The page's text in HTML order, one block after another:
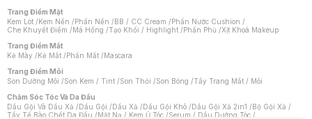
Trang Điểm Mặt
Kem Lót /Kem Nền /Phấn Nền /BB / CC Cream /Phấn Nước Cushion /
Che Khuyết Điểm /Má Hồng /Tạo Khối / Highlight /Phấn Phủ /Xịt Khoá Makeup
Trang Điểm Mắt
Kẻ Mày /Kẻ Mắt /Phấn Mắt /Mascara
Trang Điểm Môi
Son Dưỡng Môi /Son Kem / Tint /Son Thỏi /Son Bóng /Tẩy Trang Mắt / Môi
Chăm Sóc Tóc Và Da Đầu
Dầu Gội Và Dầu Xả /Dầu Gội /Dầu Xả /Dầu Gội Khô /Dầu Gội Xả 2in1 /Bộ Gội Xả /
Tẩy Tế Bào Chết Da Đầu /Mặt Nạ / Kem Ủ Tóc /Serum / Dầu Dưỡng Tóc /